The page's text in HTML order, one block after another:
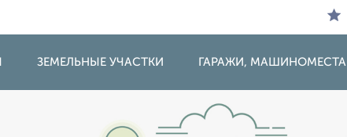
ЗЕМЕЛЬНЫЕ УЧАСТКИ ГАРАЖИ, МАШИНОМЕСТА